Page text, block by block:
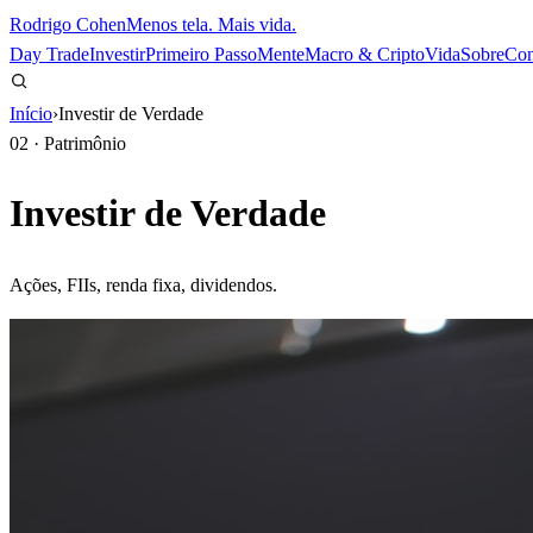
Rodrigo CohenMenos tela. Mais vida.
Day TradeInvestirPrimeiro PassoMenteMacro & CriptoVidaSobre
Início›Investir de Verdade
02 · Patrimônio
Investir de Verdade
Ações, FIIs, renda fixa, dividendos.